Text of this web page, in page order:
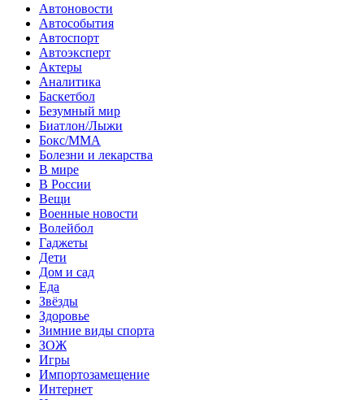
Автоновости
Автособытия
Автоспорт
Автоэксперт
Актеры
Аналитика
Баскетбол
Безумный мир
Биатлон/Лыжи
Бокс/MMA
Болезни и лекарства
В мире
В России
Вещи
Военные новости
Волейбол
Гаджеты
Дети
Дом и сад
Еда
Звёзды
Здоровье
Зимние виды спорта
ЗОЖ
Игры
Импортозамещение
Интернет